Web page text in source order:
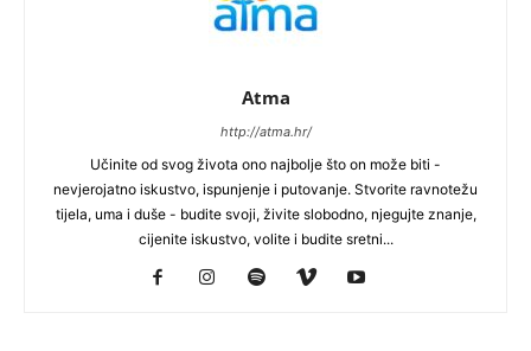
Atma
http://atma.hr/
Učinite od svog života ono najbolje što on može biti -
nevjerojatno iskustvo, ispunjenje i putovanje. Stvorite ravnotežu
tijela, uma i duše - budite svoji, živite slobodno, njegujte znanje,
cijenite iskustvo, volite i budite sretni...